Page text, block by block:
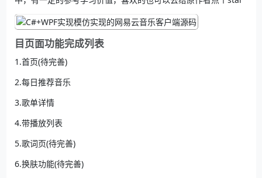
目页面功能完成列表
1.首页(待完善)
2.每日推荐音乐
3.歌单详情
4.带播放列表
5.歌词页(待完善)
6.换肤功能(待完善)